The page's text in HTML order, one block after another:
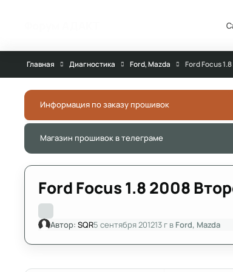
Главная Диагностика Ford, Mazda Ford Focus
Информация по заказу прошивок
Магазин прошивок в телеграме
Ford Focus 1.8 2008
Автор: SQR5 сентября 201213 гв Ford, Mazda